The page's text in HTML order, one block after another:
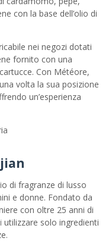
con la base dell’olio di
nei negozi dotati
fornito con una
Con Météore,
volta la sua posizione
un’esperienza
di fragranze di lusso
e donne. Fondato da
con oltre 25 anni di
solo ingredienti